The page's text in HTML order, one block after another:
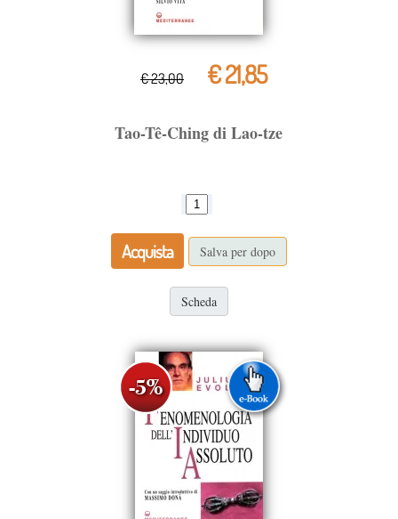
€ 23,00 € 21,85
Tao-Tê-Ching di Lao-tze
Acquista Salva per dopo
Scheda